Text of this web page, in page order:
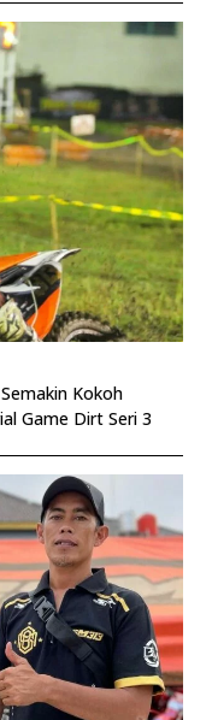
Kokoh
Game Dirt Seri 3